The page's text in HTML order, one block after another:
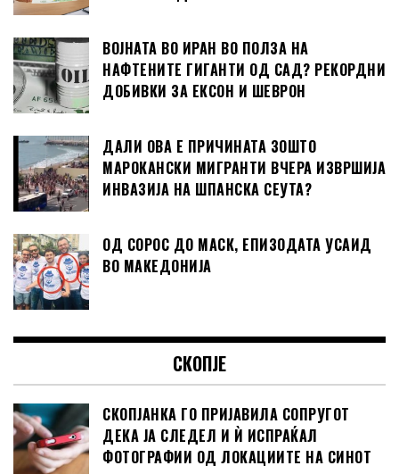
ВОЈНАТА ВО ИРАН ВО ПОЛЗА НА
НАФТЕНИТЕ ГИГАНТИ ОД САД? РЕКОРДНИ
ДОБИВКИ ЗА ЕКСОН И ШЕВРОН
ДАЛИ ОВА Е ПРИЧИНАТА ЗОШТО
МАРОКАНСКИ МИГРАНТИ ВЧЕРА ИЗВРШИЈА
ИНВАЗИЈА НА ШПАНСКА СЕУТА?
ОД СОРОС ДО МАСК, ЕПИЗОДАТА УСАИД
ВО МАКЕДОНИЈА
СКОПЈЕ
СКОПЈАНКА ГО ПРИЈАВИЛА СОПРУГОТ
ДЕКА ЈА СЛЕДЕЛ И Ѝ ИСПРАЌАЛ
ФОТОГРАФИИ ОД ЛОКАЦИИТЕ НА СИНОТ